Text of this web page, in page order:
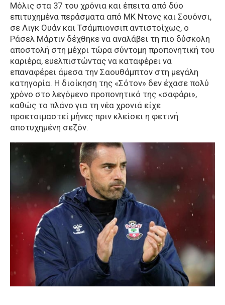
Μόλις στα 37 του χρόνια και έπειτα από δύο
επιτυχημένα περάσματα από ΜΚ Ντονς και Σουόνσι,
σε Λιγκ Ουάν και Τσάμπιονσιπ αντιστοίχως, ο
Ράσελ Μάρτιν δέχθηκε να αναλάβει τη πιο δύσκολη
αποστολή στη μέχρι τώρα σύντομη προπονητική του
καριέρα, ευελπιστώντας να καταφέρει να
επαναφέρει άμεσα την Σαουθάμπτον στη μεγάλη
κατηγορία. Η διοίκηση της «Σότον» δεν έχασε πολύ
χρόνο στο λεγόμενο προπονητικό της «σαφάρι»,
καθώς το πλάνο για τη νέα χρονιά είχε
προετοιμαστεί μήνες πριν κλείσει η φετινή
αποτυχημένη σεζόν.